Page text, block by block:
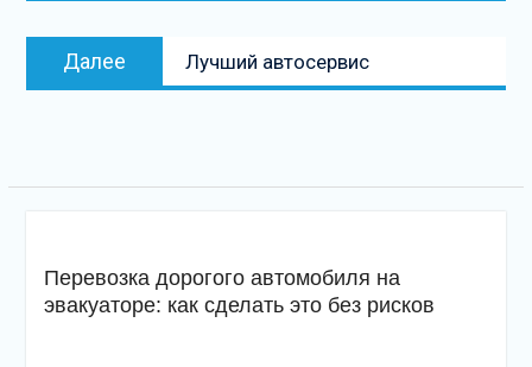
Далее
Следующая
запись
Лучший автосервис
Перевозка дорогого автомобиля на
эвакуаторе: как сделать это без рисков